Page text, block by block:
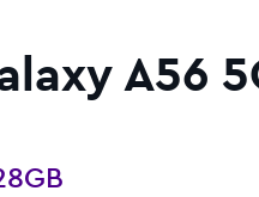
A56